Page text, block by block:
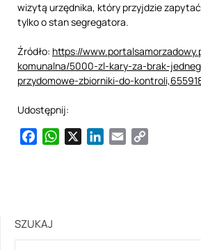
wizytą urzędnika, który przyjdzie
tylko o stan segregatora.
Źródło: https://
komunalna/5000-zl-kary-za-brak-
przydomowe-zbiorniki-do-
Udostępnij:
FacebookWhatsAppLinkedIn
Email
SZUKAJ